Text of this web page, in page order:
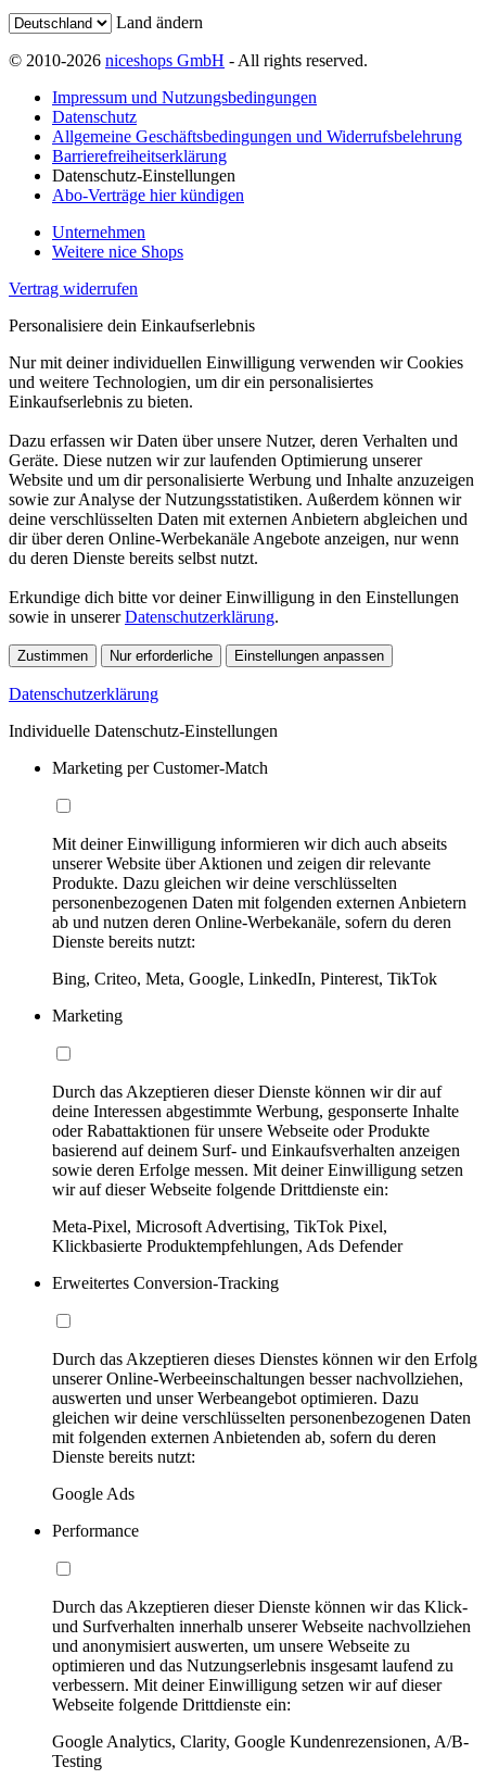
Land ändern
© 2010-2026 niceshops GmbH - All rights reserved.
Impressum und Nutzungsbedingungen
Datenschutz
Allgemeine Geschäftsbedingungen und Widerrufsbelehrung
Barrierefreiheitserklärung
Datenschutz-Einstellungen
Abo-Verträge hier kündigen
Unternehmen
Weitere nice Shops
Vertrag widerrufen
Personalisiere dein Einkaufserlebnis
Nur mit deiner individuellen Einwilligung verwenden wir Cookies
und weitere Technologien, um dir ein personalisiertes
Einkaufserlebnis zu bieten.
Dazu erfassen wir Daten über unsere Nutzer, deren Verhalten und
Geräte. Diese nutzen wir zur laufenden Optimierung unserer
Website und um dir personalisierte Werbung und Inhalte anzuzeigen
sowie zur Analyse der Nutzungsstatistiken. Außerdem können wir
deine verschlüsselten Daten mit externen Anbietern abgleichen und
dir über deren Online-Werbekanäle Angebote anzeigen, nur wenn
du deren Dienste bereits selbst nutzt.
Erkundige dich bitte vor deiner Einwilligung in den Einstellungen
sowie in unsererDatenschutzerklärung.
Zustimmen Nur erforderliche Einstellungen anpassen
Datenschutzerklärung
Individuelle Datenschutz-Einstellungen
Marketing per Customer-Match
Mit deiner Einwilligung informieren wir dich auch abseits
unserer Website über Aktionen und zeigen dir relevante
Produkte. Dazu gleichen wir deine verschlüsselten
personenbezogenen Daten mit folgenden externen Anbietern
ab und nutzen deren Online-Werbekanäle, sofern du deren
Dienste bereits nutzt:
Bing, Criteo, Meta, Google, LinkedIn, Pinterest, TikTok
Marketing
Durch das Akzeptieren dieser Dienste können wir dir auf
deine Interessen abgestimmte Werbung, gesponserte Inhalte
oder Rabattaktionen für unsere Webseite oder Produkte
basierend auf deinem Surf- und Einkaufsverhalten anzeigen
sowie deren Erfolge messen. Mit deiner Einwilligung setzen
wir auf dieser Webseite folgende Drittdienste ein:
Meta-Pixel, Microsoft Advertising, TikTok Pixel,
Klickbasierte Produktempfehlungen, Ads Defender
Erweitertes Conversion-Tracking
Durch das Akzeptieren dieses Dienstes können wir den Erfolg
unserer Online-Werbeeinschaltungen besser nachvollziehen,
auswerten und unser Werbeangebot optimieren. Dazu
gleichen wir deine verschlüsselten personenbezogenen Daten
mit folgenden externen Anbietenden ab, sofern du deren
Dienste bereits nutzt:
Google Ads
Performance
Durch das Akzeptieren dieser Dienste können wir das Klick-
und Surfverhalten innerhalb unserer Webseite nachvollziehen
und anonymisiert auswerten, um unsere Webseite zu
optimieren und das Nutzungserlebnis insgesamt laufend zu
verbessern. Mit deiner Einwilligung setzen wir auf dieser
Webseite folgende Drittdienste ein:
Google Analytics, Clarity, Google Kundenrezensionen, A/B-
Testing